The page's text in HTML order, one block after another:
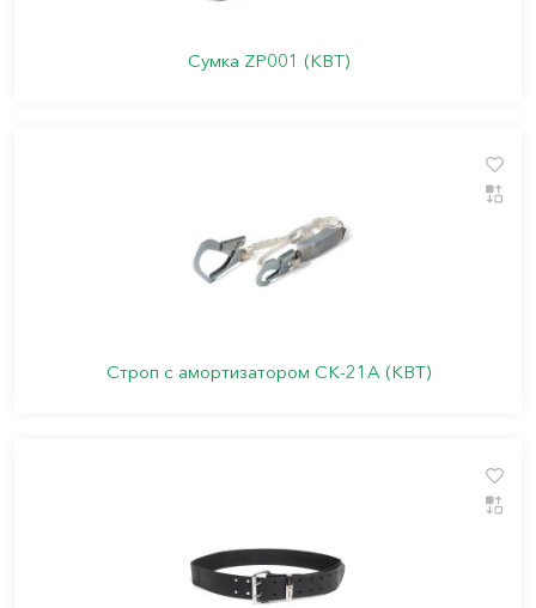
Сумка ZP001 (КВТ)
Строп с амортизатором СК-21А (КВТ)